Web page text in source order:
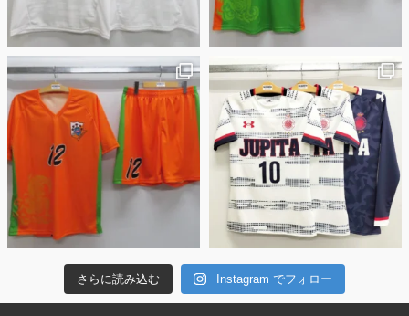
さらに読み込む Instagram でフォロー